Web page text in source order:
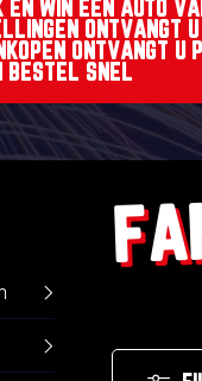
EN WIN EEN AUTO
ONTVANGT
ONTVANGT U
BESTEL SNEL